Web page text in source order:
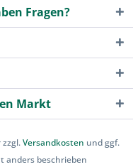
Fragen?
Markt
Versandkosten und ggf.
anders beschrieben